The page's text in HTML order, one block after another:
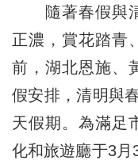
隨著春假與清
正濃，賞花踏青
前，湖北恩施、
假安排，清明與
天假期。為滿足
化和旅遊廳于3月